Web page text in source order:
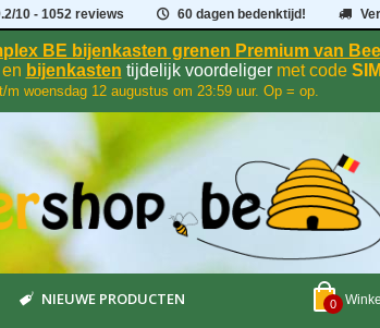
/10 - 1052 reviews 60 dagen bedenktijd!
BE bijenkasten grenen Premium van
bijenkasten tijdelijk voordeligermet code
m woensdag 12 augustus om 23:59 uur. Op = op.
0
NIEUWE PRODUCTEN